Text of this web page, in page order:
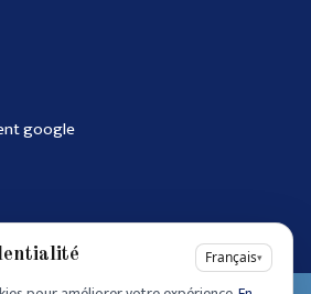
google
Français▾